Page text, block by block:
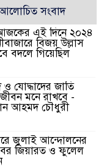
সংবাদ
এই দিনে ২০২৪
বিজয় উল্লাস
বদলে গিয়েছিল
যোদ্ধাদের জাতি
মনে রাখবে -
আহমদ চৌধুরী
জুলাই আন্দোলনের
জিয়ারত ও ফুলেল